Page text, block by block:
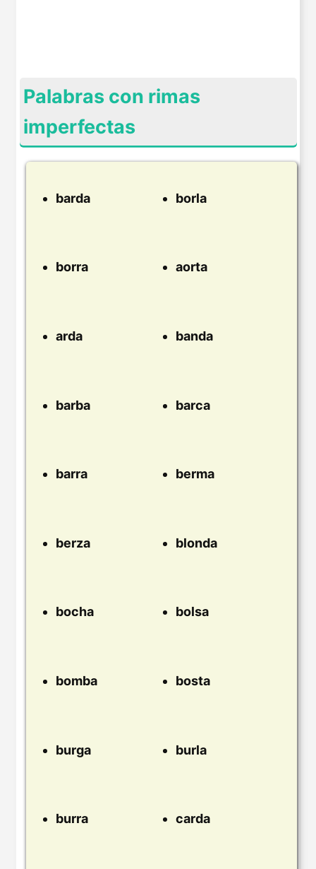
Palabras con rimas
imperfectas
barda borla
borra aorta
arda banda
barba barca
barra berma
berza blonda
bocha bolsa
bomba bosta
burga burla
burra carda